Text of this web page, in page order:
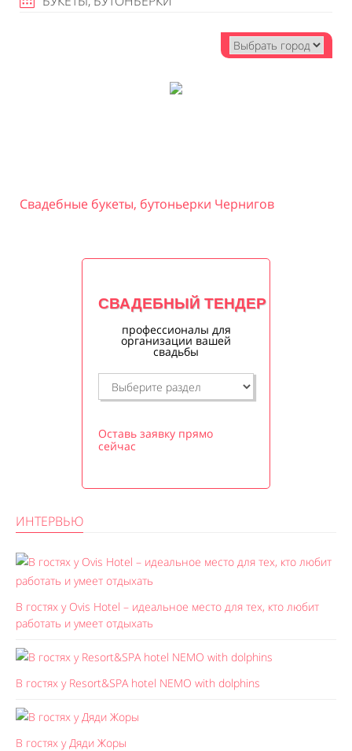
Свадебные букеты, бутоньерки Чернигов
СВАДЕБНЫЙ ТЕНДЕР
профессионалы для
организации вашей
свадьбы
Оставь заявку прямо
сейчас
ИНТЕРВЬЮ
В гостях у Ovis Hotel – идеальное место для тех, кто любит
работать и умеет отдыхать
В гостях у Resort&SPA hotel NEMO with dolphins
В гостях у Дяди Жоры